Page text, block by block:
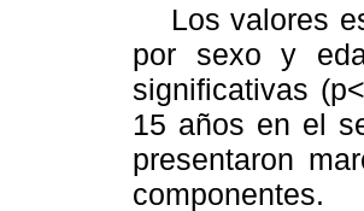
Los valores
por sexo y
significativas
15 años en el
presentaron
componentes.